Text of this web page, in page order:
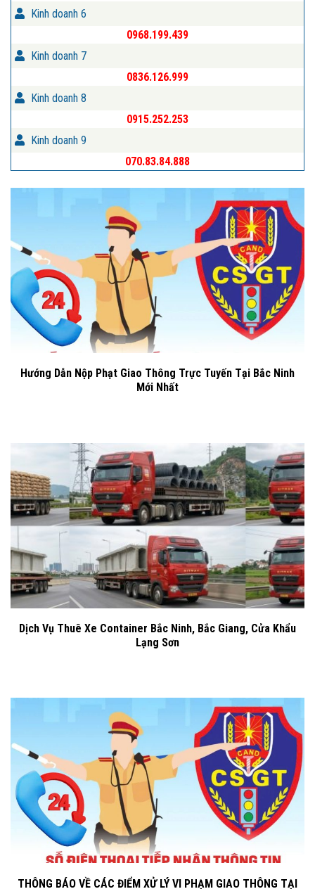
Kinh doanh 6
0968.199.439
Kinh doanh 7
0836.126.999
Kinh doanh 8
0915.252.253
Kinh doanh 9
070.83.84.888
Hướng Dẫn Nộp Phạt Giao Thông Trực Tuyến Tại Bắc Ninh
Mới Nhất
Dịch Vụ Thuê Xe Container Bắc Ninh, Bắc Giang, Cửa Khẩu
Lạng Sơn
THÔNG BÁO VỀ CÁC ĐIỂM XỬ LÝ VI PHẠM GIAO THÔNG TẠI